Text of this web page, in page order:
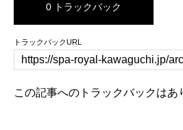
0 トラックバック
トラックバックURL
この記事へのトラックバックはあ